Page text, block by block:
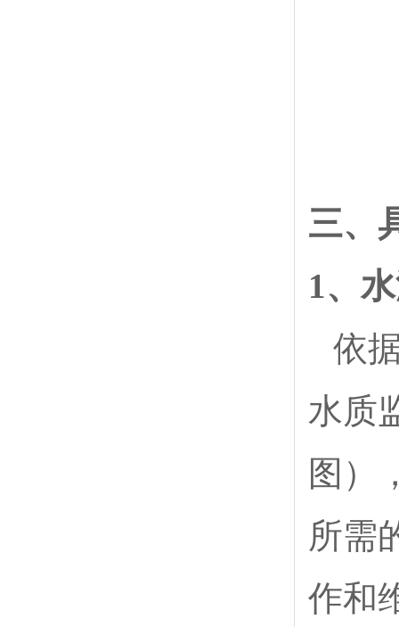
三、
1、
依
水质
图）
所需
作和